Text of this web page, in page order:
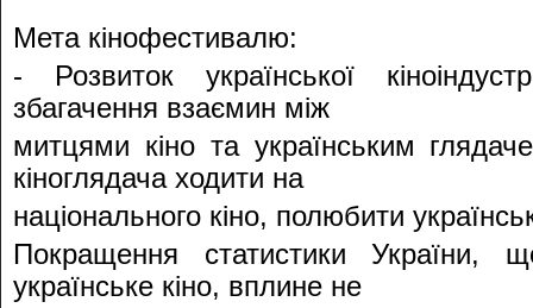
Мета кінофестивалю:
- Розвиток української
збагачення взаємин між
митцями кіно та українським
кіноглядача ходити на
національного кіно, полюбити
Покращення статистики України,
українське кіно, вплине не